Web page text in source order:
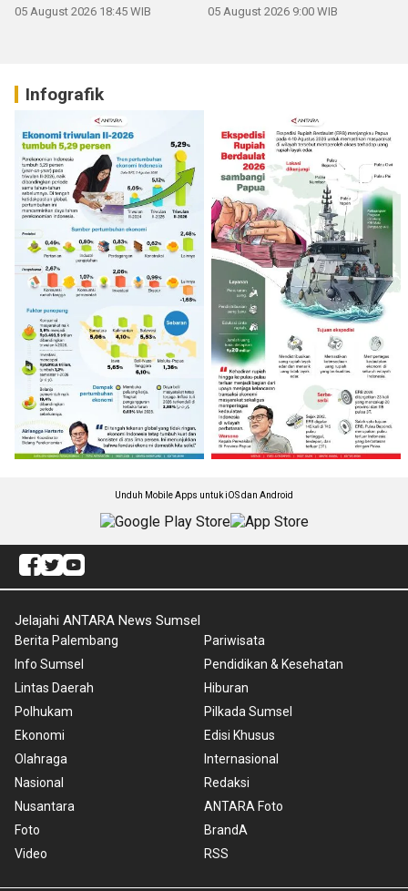
05 August 2026 18:45 WIB 05 August 2026 9:00 WIB
Infografik
Unduh Mobile Apps untuk iOS dan Android
Jelajahi ANTARA News Sumsel
Berita Palembang
Info Sumsel
Lintas Daerah
Polhukam
Ekonomi
Olahraga
Nasional
Nusantara
Foto
Video
Pariwisata
Pendidikan & Kesehatan
Hiburan
Pilkada Sumsel
Edisi Khusus
Internasional
Redaksi
ANTARA Foto
BrandA
RSS